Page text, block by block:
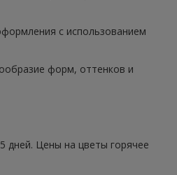
с использованием
форм, оттенков и
дней. Цены на цветы горячее